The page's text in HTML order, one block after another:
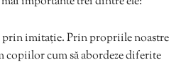
imitație. Prin propriile noastre
copiilor cum să abordeze diferite